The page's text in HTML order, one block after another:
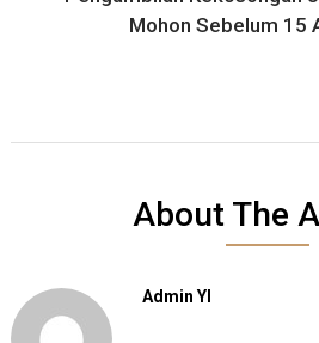
Mohon Sebelum 15
About The
Admin YI